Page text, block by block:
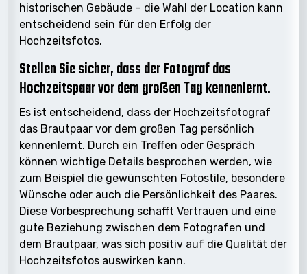
historischen Gebäude – die Wahl der Location kann
entscheidend sein für den Erfolg der
Hochzeitsfotos.
Stellen Sie sicher, dass der Fotograf das
Hochzeitspaar vor dem großen Tag kennenlernt.
Es ist entscheidend, dass der Hochzeitsfotograf
das Brautpaar vor dem großen Tag persönlich
kennenlernt. Durch ein Treffen oder Gespräch
können wichtige Details besprochen werden, wie
zum Beispiel die gewünschten Fotostile, besondere
Wünsche oder auch die Persönlichkeit des Paares.
Diese Vorbesprechung schafft Vertrauen und eine
gute Beziehung zwischen dem Fotografen und
dem Brautpaar, was sich positiv auf die Qualität der
Hochzeitsfotos auswirken kann.